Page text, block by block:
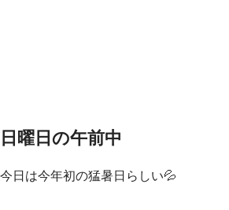
日曜日の午前中
今日は今年初の猛暑日らしい💦